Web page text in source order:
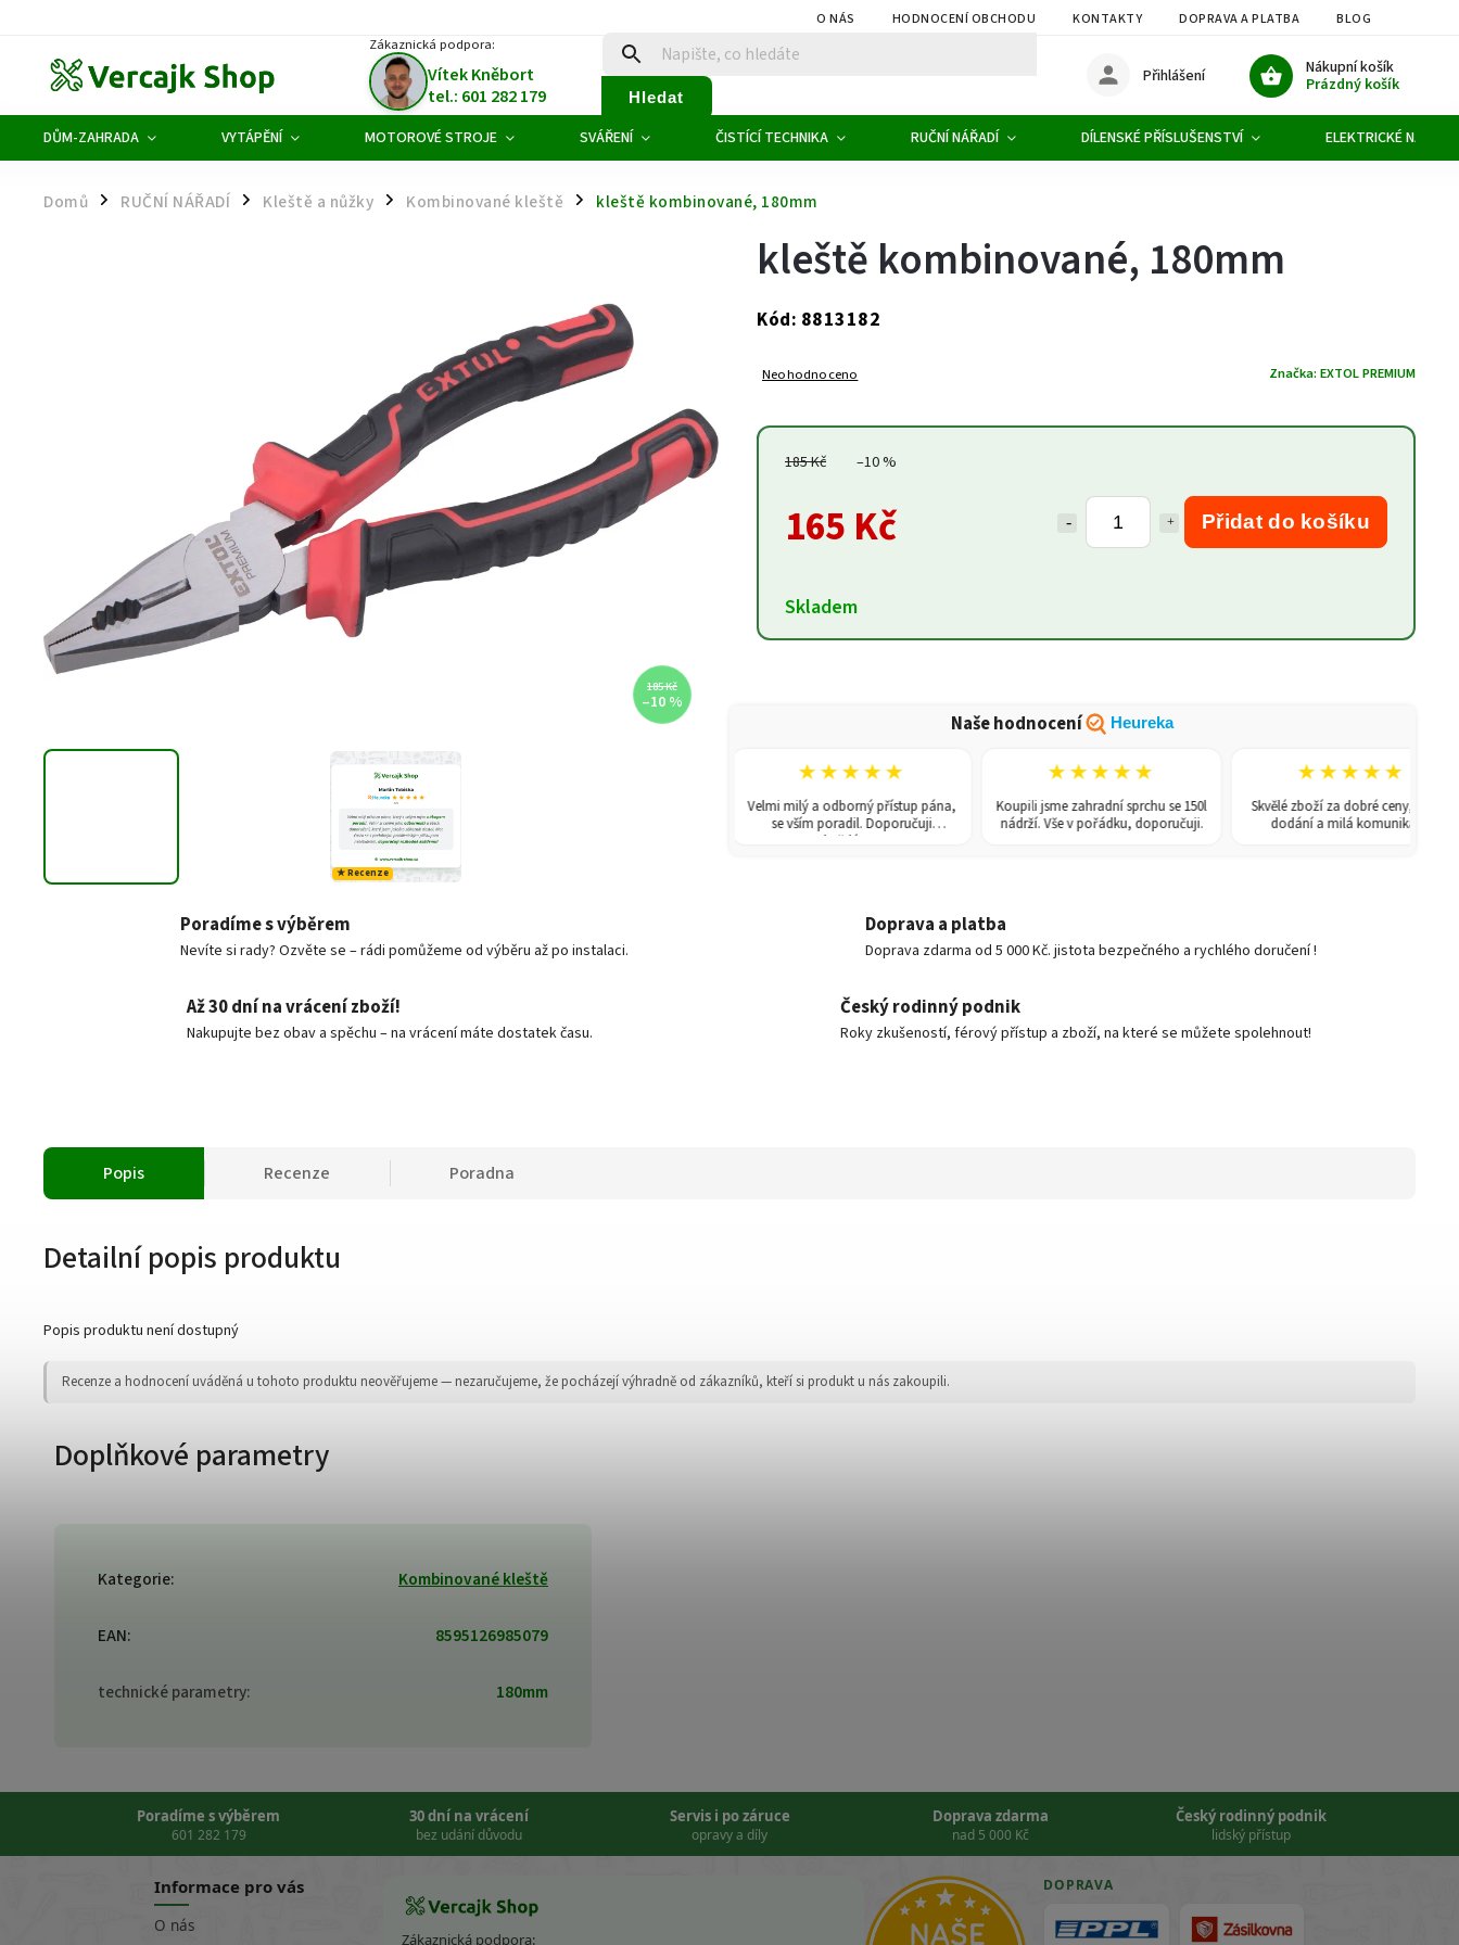
O NÁS HODNOCENÍ OBCHODU KONTAKTY DOPRAVA A PLATBA BLOG
Zákaznická podpora:
Vítek Kněbort
tel.: 601 282 179
Hledat
Nákupní košík
Prázdný košík
Přihlášení
DŮM-ZAHRADA VYTÁPĚNÍ MOTOROVÉ STROJE SVÁŘENÍ ČISTÍCÍ TECHNIKA RUČNÍ NÁŘADÍ DÍLENSKÉ PŘÍSLUŠENSTVÍ ELEKTRICKÉ NÁŘADÍ
Domů / RUČNÍ NÁŘADÍ / Kleště a nůžky / Kombinované kleště / kleště kombinované, 180mm
185 Kč
–10 %
★ Recenze
185 Kč –10 %
165 Kč Přidat do košíku
Skladem
kleště kombinované, 180mm
Kód: 8813182
Neohodnoceno Značka: EXTOL PREMIUM
Naše hodnocení Heureka
★★★★★
Velmi milý a odborný přístup pána,
se vším poradil. Doporučuji
každému!
★★★★★
Koupili jsme zahradní sprchu se 150l
nádrží. Vše v pořádku, doporučuji.
★★★★★
Skvělé zboží za dobré ceny, rychlé
dodání a milá komunikace.
Poradíme s výběrem
Nevíte si rady? Ozvěte se – rádi pomůžeme od výběru až po instalaci.
Doprava a platba
Doprava zdarma od 5 000 Kč. jistota bezpečného a rychlého doručení !
Až 30 dní na vrácení zboží!
Nakupujte bez obav a spěchu – na vrácení máte dostatek času.
Český rodinný podnik
Roky zkušeností, férový přístup a zboží, na které se můžete spolehnout!
Popis Recenze Poradna
Detailní popis produktu
Popis produktu není dostupný
Recenze a hodnocení uváděná u tohoto produktu neověřujeme — nezaručujeme, že pocházejí výhradně od zákazníků, kteří si produkt u nás zakoupili.
Doplňkové parametry
Kategorie: Kombinované kleště
EAN: 8595126985079
technické parametry: 180mm
Poradíme s výběrem
601 282 179
30 dní na vrácení
bez udání důvodu
Servis i po záruce
opravy a díly
Doprava zdarma
nad 5 000 Kč
Český rodinný podnik
lidský přístup
Informace pro vás
O nás
Zákaznická podpora:
DOPRAVA